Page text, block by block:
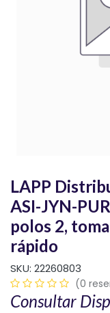
LAPP
ASI-JYN-
polos 2,
rápido
SKU: 22260803
(0
Consultar